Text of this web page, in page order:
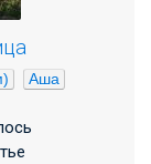
Аша